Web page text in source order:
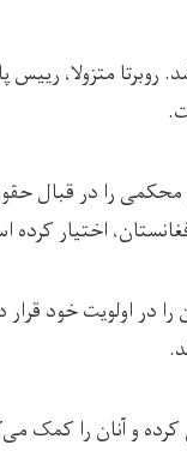
در بروکسل، برگزار شد. روبرتا
محکمی را در قبال
اختیار کرده
در اولویت خود
و آنان را کمک